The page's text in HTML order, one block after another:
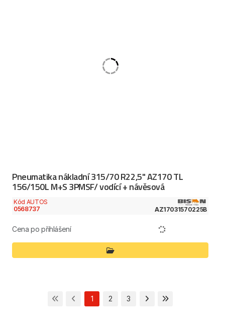
Pneumatika nákladní 315/70 R22,5" AZ170 TL
156/150L M+S 3PMSF/ vodící + návěsová
Kód AUTOS
0568737
AZ17031570225B
Cena po přihlášení
1 2 3